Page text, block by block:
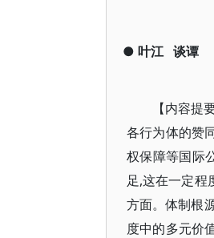
● 叶江 谈谭
【内容
各行为体的赞
权保障等国际
足,这在一定程
方面。体制根
度中的多元价